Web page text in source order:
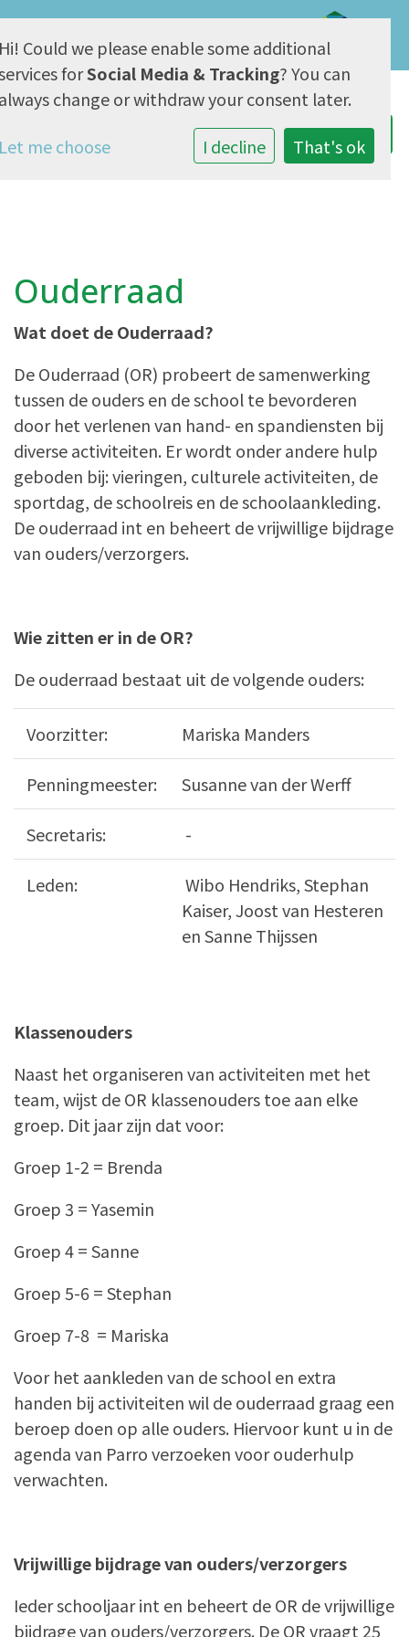
AVG & Privacy
Ouderraad
Wat doet de Ouderraad?
De Ouderraad (OR) probeert de samenwerking
tussen de ouders en de school te bevorderen
door het verlenen van hand- en spandiensten bij
diverse activiteiten. Er wordt onder andere hulp
geboden bij: vieringen, culturele activiteiten, de
sportdag, de schoolreis en de schoolaankleding.
De ouderraad int en beheert de vrijwillige bijdrage
van ouders/verzorgers.
Wie zitten er in de OR?
De ouderraad bestaat uit de volgende ouders:
Voorzitter: Mariska Manders
Penningmeester: Susanne van der Werff
Secretaris: -
Leden:
Wibo Hendriks, Stephan
Kaiser, Joost van Hesteren
en Sanne Thijssen
Klassenouders
Naast het organiseren van activiteiten met het
team, wijst de OR klassenouders toe aan elke
groep. Dit jaar zijn dat voor:
Groep 1-2 = Brenda
Groep 3 = Yasemin
Groep 4 = Sanne
Groep 5-6 = Stephan
Groep 7-8 = Mariska
Voor het aankleden van de school en extra
handen bij activiteiten wil de ouderraad graag een
beroep doen op alle ouders. Hiervoor kunt u in de
agenda van Parro verzoeken voor ouderhulp
verwachten.
Vrijwillige bijdrage van ouders/verzorgers
Ieder schooljaar int en beheert de OR de vrijwillige
bijdrage van ouders/verzorgers. De OR vraagt 25
Could we please enable some additional
forSocial Media & Tracking? You can
change or withdraw your consent later.
me choose
I decline That's ok